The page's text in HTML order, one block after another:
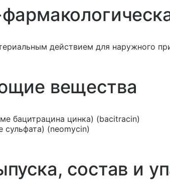
действием для наружного
вещества
бацитрацина цинка) (bacitracin)
(neomycin)
состав и